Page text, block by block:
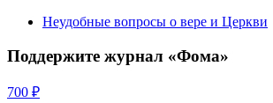
Неудобные вопросы о вере и Церкви
Поддержите журнал «Фома»
700 ₽